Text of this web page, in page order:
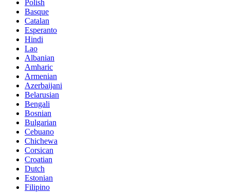
Polish
Basque
Catalan
Esperanto
Hindi
Lao
Albanian
Amharic
Armenian
Azerbaijani
Belarusian
Bengali
Bosnian
Bulgarian
Cebuano
Chichewa
Corsican
Croatian
Dutch
Estonian
Filipino